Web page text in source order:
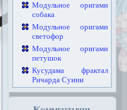
Модульное оригами
собака
Модульное оригами
светофор
Модульное оригами
петушок
Кусудама фрактал
Ричарда Суини